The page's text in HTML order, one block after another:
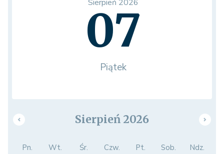
Sierpień 2026
07
Piątek
Sierpień 2026
Pn. Wt. Śr. Czw. Pt. Sob. Ndz.